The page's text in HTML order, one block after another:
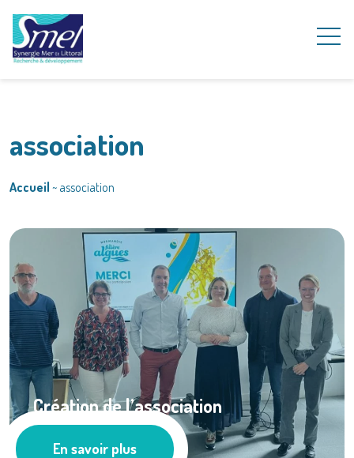
association
Accueil ~ association
Création de l’association
« Normandie ...
Milieu Marin
En savoir plus